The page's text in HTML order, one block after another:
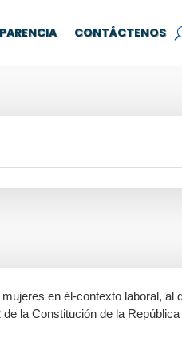
CONTÁCTENOS
en él-contexto laboral, al
la Constitución de la República